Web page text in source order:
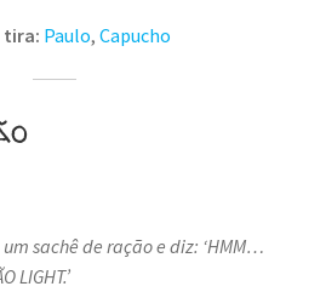
tira: Paulo, Capucho
sachê de ração e diz: ‘HMM…
LIGHT.’